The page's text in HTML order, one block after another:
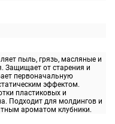
пыль, грязь, масляные и
Защищает от старения и
первоначальную
эффектом.
пластиковых и
Подходит для молдингов и
ароматом клубники.